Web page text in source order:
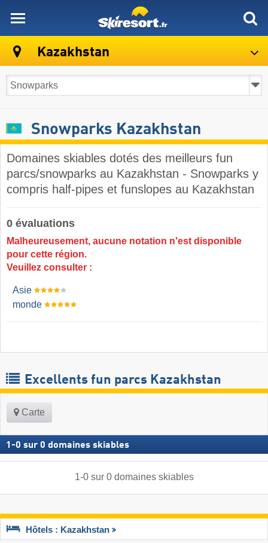
Kazakhstan
Snowparks Kazakhstan
Domaines skiables dotés des meilleurs fun
parcs/snowparks au Kazakhstan - Snowparks y
compris half-pipes et funslopes au Kazakhstan
0 évaluations
Malheureusement, aucune notation n'est disponible
pour cette région.
Veuillez consulter :
Asie
monde
Excellents fun parcs Kazakhstan
Carte
1 -0 sur 0 domaines skiables
1-0sur 0 domaines skiables
Hôtels : Kazakhstan